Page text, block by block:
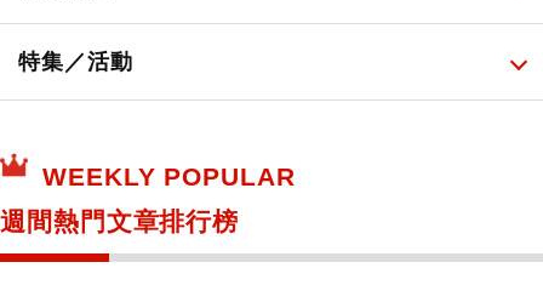
日本酒達人
日常用藥
所有
特集／活動
東京百貨店～TOKYO Depart～
WEEKLY POPULAR
週間熱門文章排行榜